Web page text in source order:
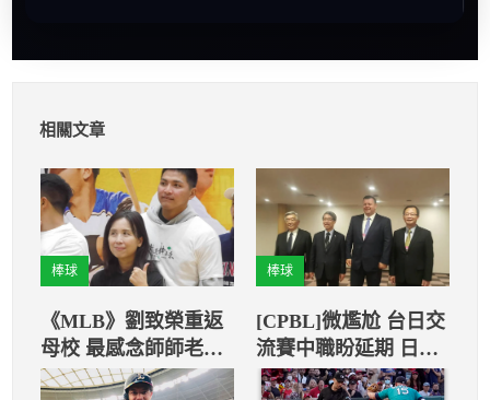
相關文章
棒球
《MLB》劉致榮重返
母校 最感念師師老師
的照顧
棒球
[CPBL]微尷尬 台日交
流賽中職盼延期 日職
卻想打